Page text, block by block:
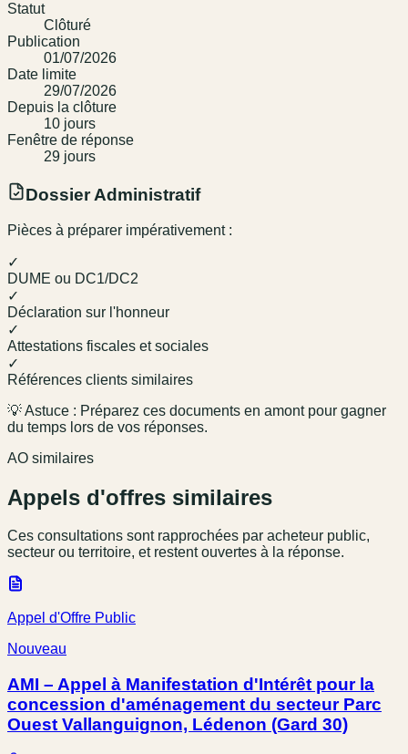
Statut
Clôturé
Publication
01/07/2026
Date limite
29/07/2026
Depuis la clôture
10 jours
Fenêtre de réponse
29 jours
Dossier Administratif
Pièces à préparer impérativement :
✓
DUME ou DC1/DC2
✓
Déclaration sur l'honneur
✓
Attestations fiscales et sociales
✓
Références clients similaires
💡 Astuce : Préparez ces documents en amont pour gagner
du temps lors de vos réponses.
AO similaires
Appels d'offres similaires
Ces consultations sont rapprochées par acheteur public,
secteur ou territoire, et restent ouvertes à la réponse.
Appel d'Offre Public
Nouveau
AMI – Appel à Manifestation d'Intérêt pour la
concession d'aménagement du secteur Parc
Ouest Vallanguignon, Lédenon (Gard 30)